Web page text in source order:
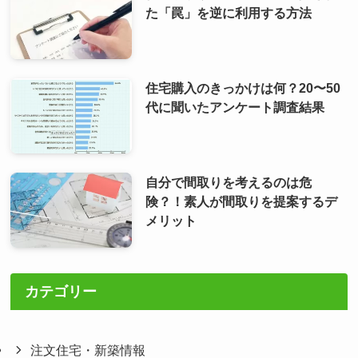
た「罠」を逆に利用する方法
住宅購入のきっかけは何？20〜50
代に聞いたアンケート調査結果
自分で間取りを考えるのは危
険？！素人が間取りを提案するデ
メリット
カテゴリー
注文住宅・新築情報